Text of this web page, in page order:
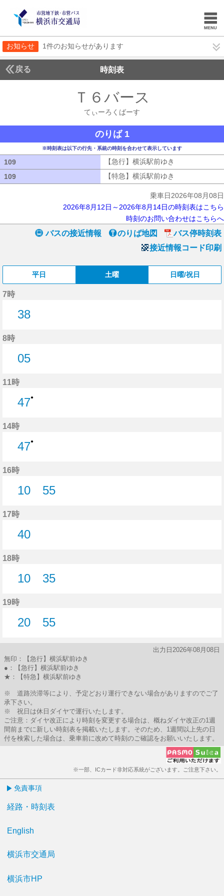
お知らせ 1件のお知らせがあります
戻る 時刻表
Ｔ６バース
てぃーろくばーす
のりば 1
※時刻表は以下の行先・系統の時刻を合わせて表示しています
109 【急行】横浜駅前ゆき
109
【特急】横浜駅前ゆき
乗車日2026年08月08日
2026年8月12日～2026年8月14日の時刻表はこちら
時刻のお問い合わせはこちらへ
バスの接近情報 のりば地図
バス停時刻表
接近情報コード印刷
平日 土曜 日曜/祝日
7時
38
8時
05
11時
47●
14時
47●
16時
10
55
17時
40
18時
10
35
19時
20
55
出力日2026年08月08日
無印：【急行】横浜駅前ゆき
●：【急行】横浜駅前ゆき
★：【特急】横浜駅前ゆき
※ 道路渋滞等により、予定どおり運行できない場合がありますのでご了
承下さい。
※ 祝日は休日ダイヤで運行いたします。
ご注意：ダイヤ改正により時刻を変更する場合は、概ねダイヤ改正の1週
間前までに新しい時刻表を掲載いたします。そのため、1週間以上先の日
付を検索した場合は、乗車前に改めて時刻のご確認をお願いいたします。
※一部、ICカード非対応系統がございます。ご注意下さい。
免責事項
経路・時刻表
English
横浜市交通局
横浜市HP